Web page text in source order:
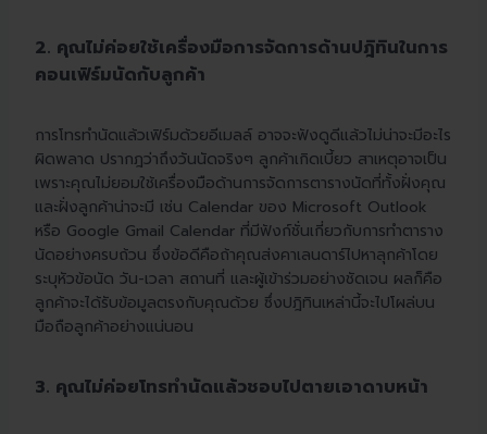
2. คุณไม่ค่อยใช้เครื่องมือการจัดการด้านปฎิทินในการ
คอนเฟิร์มนัดกับลูกค้า
การโทรทำนัดแล้วเฟิร์มด้วยอีเมลล์ อาจจะฟังดูดีแล้วไม่น่าจะมีอะไร
ผิดพลาด ปรากฎว่าถึงวันนัดจริงๆ ลูกค้าเกิดเบี้ยว สาเหตุอาจเป็น
เพราะคุณไม่ยอมใช้เครื่องมือด้านการจัดการตารางนัดที่ทั้งฝั่งคุณ
และฝั่งลูกค้าน่าจะมี เช่น Calendar ของ Microsoft Outlook
หรือ Google Gmail Calendar ที่มีฟังก์ชั่นเกี่ยวกับการทำตาราง
นัดอย่างครบถ้วน ซึ่งข้อดีคือถ้าคุณส่งคาเลนดาร์ไปหาลุกค้าโดย
ระบุหัวข้อนัด วัน-เวลา สถานที่ และผู้เข้าร่วมอย่างชัดเจน ผลก็คือ
ลูกค้าจะได้รับข้อมูลตรงกับคุณด้วย ซึ่งปฎิทินเหล่านี้จะไปโผล่บน
มือถือลูกค้าอย่างแน่นอน
3. คุณไม่ค่อยโทรทำนัดแล้วชอบไปตายเอาดาบหน้า